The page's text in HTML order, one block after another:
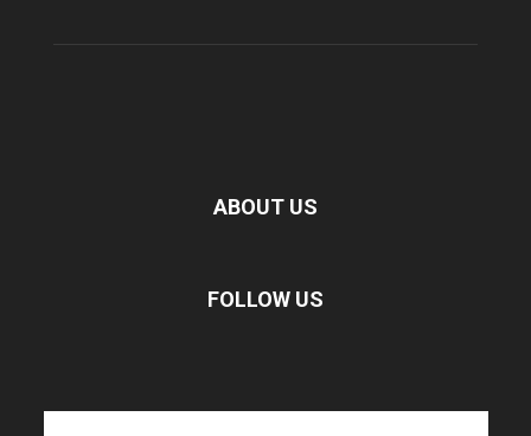
ABOUT US
FOLLOW US